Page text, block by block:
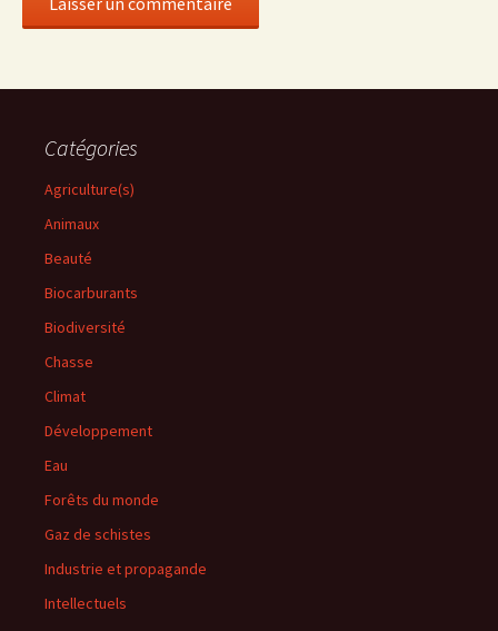
Catégories
Agriculture(s)
Animaux
Beauté
Biocarburants
Biodiversité
Chasse
Climat
Développement
Eau
Forêts du monde
Gaz de schistes
Industrie et propagande
Intellectuels